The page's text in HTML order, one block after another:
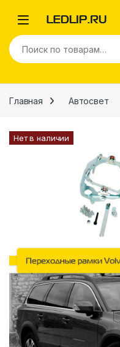
Искать:
Главная Автосвет
Нет в наличии